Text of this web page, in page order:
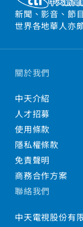
新聞、影音、節
世界各地華人亦
關於我們
中天介紹
人才招募
使用條款
隱私權條款
免責聲明
商務合作方案
聯絡我們
中天電視股份有